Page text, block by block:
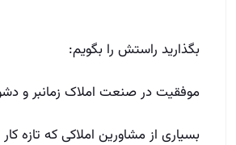
بگذارید راستش را بگویم:
موفقیت در صنعت املاک زمان­بر و
بسیاری از مشاورین املاکی که تازه